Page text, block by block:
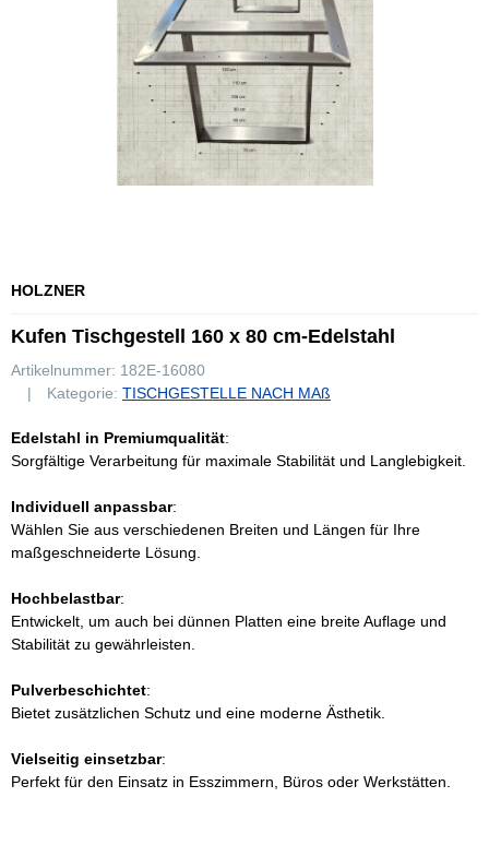
HOLZNER
Kufen Tischgestell 160 x 80 cm-Edelstahl
Artikelnummer: 182E-16080
Kategorie: TISCHGESTELLE NACH MAß
Edelstahl in Premiumqualität:
Sorgfältige Verarbeitung für maximale Stabilität und Langlebigkeit.
Individuell anpassbar:
Wählen Sie aus verschiedenen Breiten und Längen für Ihre
maßgeschneiderte Lösung.
Hochbelastbar:
Entwickelt, um auch bei dünnen Platten eine breite Auflage und
Stabilität zu gewährleisten.
Pulverbeschichtet:
Bietet zusätzlichen Schutz und eine moderne Ästhetik.
Vielseitig einsetzbar:
Perfekt für den Einsatz in Esszimmern, Büros oder Werkstätten.